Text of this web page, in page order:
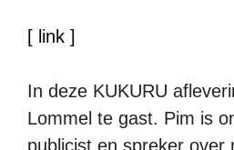
[ link ]
In deze KUKURU
Lommel te gast. Pim is
publicist en spreker over